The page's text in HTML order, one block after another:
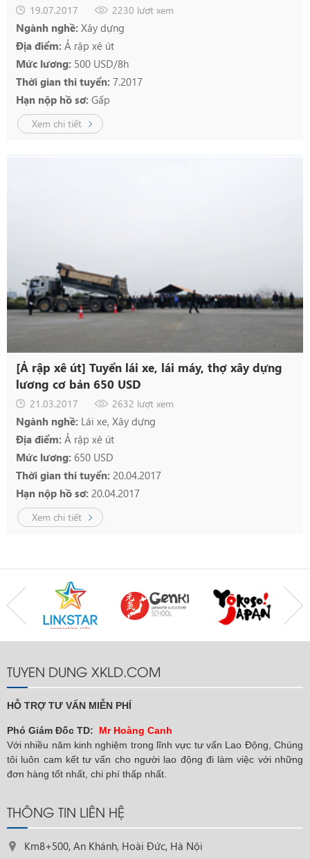
19.07.2017 2230 lượt xem
Ngành nghề: Xây dựng
Địa điểm: Ả rập xê út
Mức lương: 500 USD/8h
Thời gian thi tuyển: 7.2017
Hạn nộp hồ sơ: Gấp
Xem chi tiết
[Ả rập xê út] Tuyển lái xe, lái máy, thợ xây dựng
lương cơ bản 650 USD
21.03.2017 2632 lượt xem
Ngành nghề: Lái xe, Xây dựng
Địa điểm: Ả rập xê út
Mức lương: 650 USD
Thời gian thi tuyển: 20.04.2017
Hạn nộp hồ sơ: 20.04.2017
Xem chi tiết
TUYEN DUNG XKLD.COM
HỖ TRỢ TƯ VẤN MIỄN PHÍ
Phó Giám Đốc TD:
Mr Hoàng Canh
Với nhiều năm kinh nghiệm trong lĩnh vực tư vấn Lao Động, Chúng
tôi luôn cam kết tư vấn cho người lao động đi làm việc với những
đơn hàng tốt nhất, chi phí thấp nhất.
THÔNG TIN LIÊN HỆ
Km8+500, An Khánh, Hoài Đức, Hà Nội